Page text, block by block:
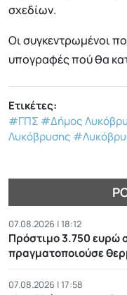
σχεδίων.
Οι συγκεντρωμένοι
υπογραφές πού θα
Ετικέτες:
#ΓΠΣ #Δήμος
Λυκόβρυσης
07.08.2026 | 18:12
Πρόστιμο 3.750 ευρώ
πραγματοποιούσε
07.08.2026 | 17:58